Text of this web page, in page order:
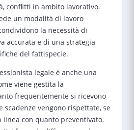
conflitti in ambito lavorativo.
un modalità di lavoro
la necessità di
accurata e di una strategia
del fattispecie.
legale è anche una
viene gestita la
frequentemente si ricevono
scadenze vengono rispettate, se
linea con quanto preventivato.